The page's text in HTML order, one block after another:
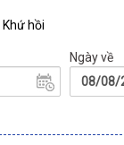
Khứ hồi
Ngày về